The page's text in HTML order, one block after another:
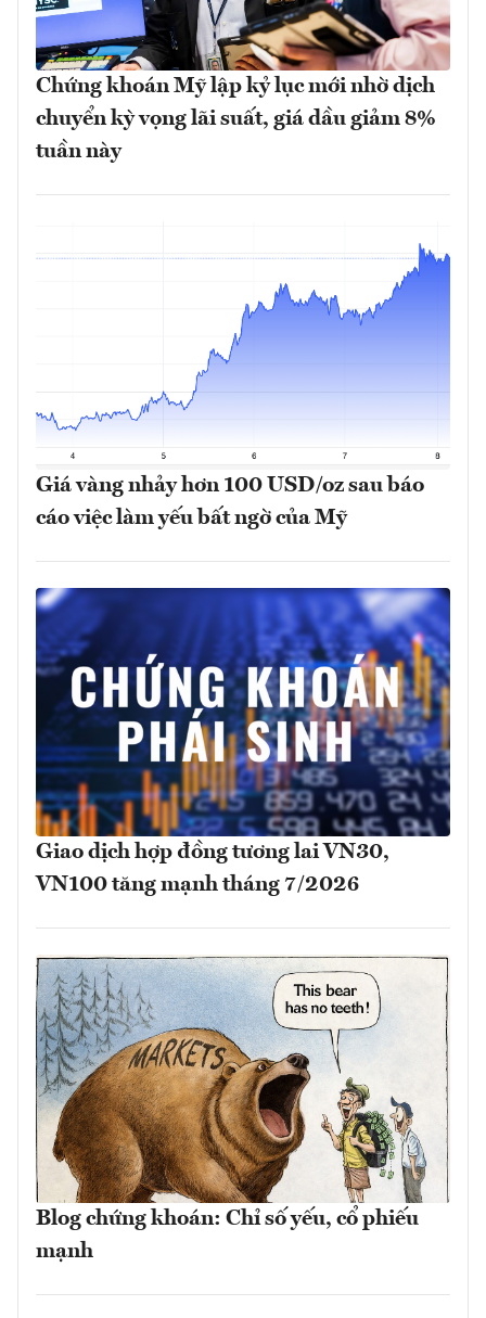
Chứng khoán Mỹ lập kỷ lục mới nhờ dịch
chuyển kỳ vọng lãi suất, giá dầu giảm 8%
tuần này
Giá vàng nhảy hơn 100 USD/oz sau báo
cáo việc làm yếu bất ngờ của Mỹ
Giao dịch hợp đồng tương lai VN30,
VN100 tăng mạnh tháng 7/2026
Blog chứng khoán: Chỉ số yếu, cổ phiếu
mạnh